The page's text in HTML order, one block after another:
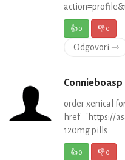
👍0 👎0
Odgovori ⇾
Connieboasp
order xenical
href="https://
120mg pills
👍0 👎0